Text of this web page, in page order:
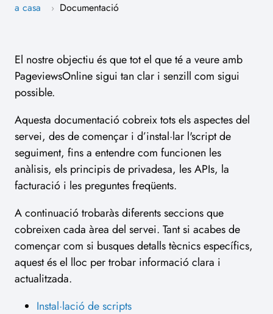
a casa › Documentació
El nostre objectiu és que tot el que té a veure amb
PageviewsOnline sigui tan clar i senzill com sigui
possible.
Aquesta documentació cobreix tots els aspectes del
servei, des de començar i d’instal·lar l'script de
seguiment, fins a entendre com funcionen les
anàlisis, els principis de privadesa, les APIs, la
facturació i les preguntes freqüents.
A continuació trobaràs diferents seccions que
cobreixen cada àrea del servei. Tant si acabes de
començar com si busques detalls tècnics específics,
aquest és el lloc per trobar informació clara i
actualitzada.
Instal·lació de scripts